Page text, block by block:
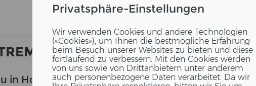
Privatsphäre-Einstellungen
Wir verwenden Cookies und andere Technologien
(«Cookies»), um Ihnen die bestmögliche Erfahrung
beim Besuch unserer Websites zu bieten und diese
fortlaufend zu verbessern. Mit den Cookies werden
von uns sowie von Drittanbietern unter anderem
auch personenbezogene Daten verarbeitet. Da wir
in Holz-Hybridbauweise